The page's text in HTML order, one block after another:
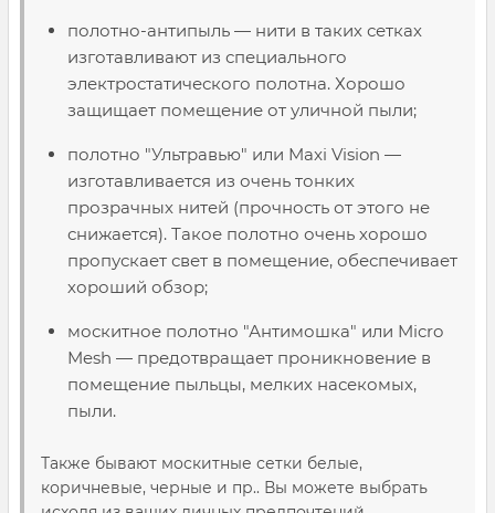
полотно-антипыль — нити в таких сетках
изготавливают из специального
электростатического полотна. Хорошо
защищает помещение от уличной пыли;
полотно "Ультравью" или Maxi Vision —
изготавливается из очень тонких
прозрачных нитей (прочность от этого не
снижается). Такое полотно очень хорошо
пропускает свет в помещение, обеспечивает
хороший обзор;
москитное полотно "Антимошка" или Micro
Mesh — предотвращает проникновение в
помещение пыльцы, мелких насекомых,
пыли.
Также бывают москитные сетки белые,
коричневые, черные и пр.. Вы можете выбрать